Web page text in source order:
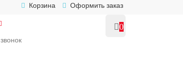
Корзина Оформить заказ
звонок
0